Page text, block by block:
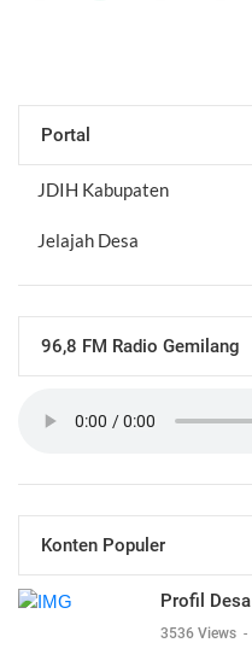
Portal
JDIH Kabupaten
Jelajah Desa
96,8 FM Radio Gemilang
Konten Populer
Profil Desa
3536 Views -